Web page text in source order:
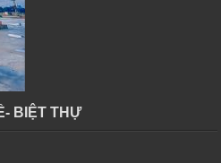
BIỆT THỰ